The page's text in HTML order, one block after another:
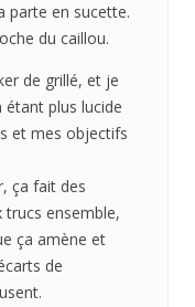
parte en sucette.
du caillou.
de grillé, et je
plus lucide
et mes objectifs
ça fait des
ensemble,
ça amène et
de